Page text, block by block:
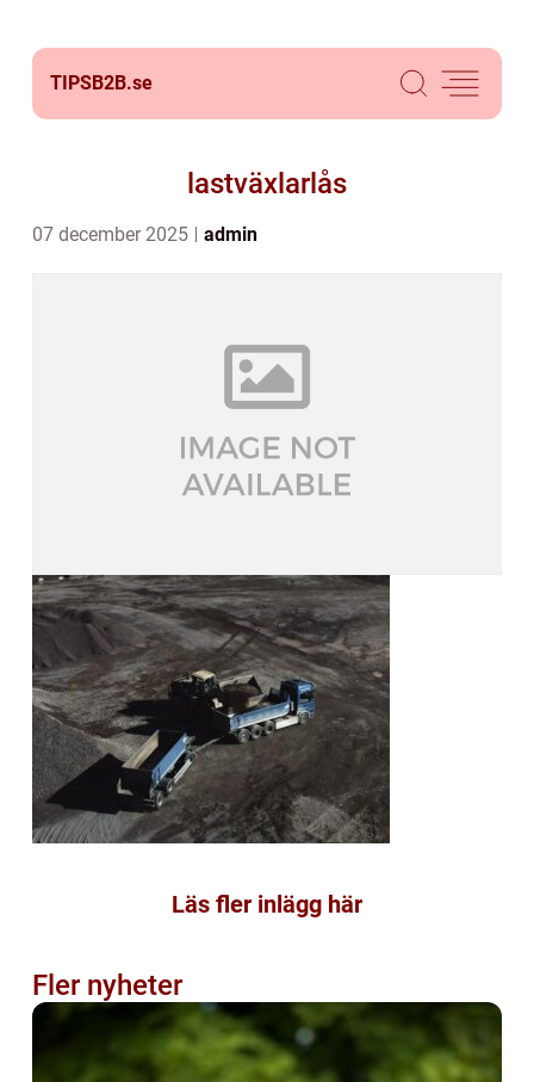
TIPSB2B.se
lastväxlarlås
07 december 2025 admin
Läs fler inlägg här
Fler nyheter